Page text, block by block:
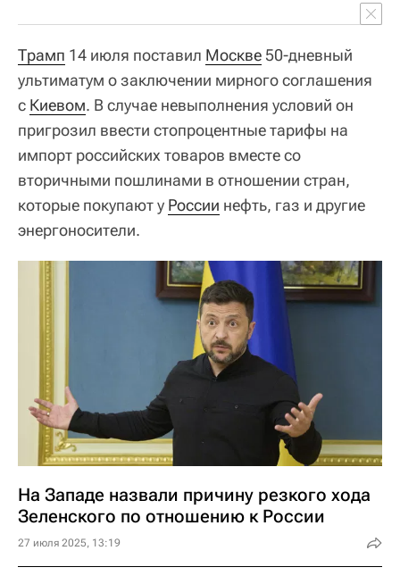
Трамп 14 июля поставил Москве 50-дневный
ультиматум о заключении мирного соглашения
с Киевом. В случае невыполнения условий он
пригрозил ввести стопроцентные тарифы на
импорт российских товаров вместе со
вторичными пошлинами в отношении стран,
которые покупают у России нефть, газ и другие
энергоносители.
На Западе назвали причину резкого хода
Зеленского по отношению к России
27 июля 2025, 13:19